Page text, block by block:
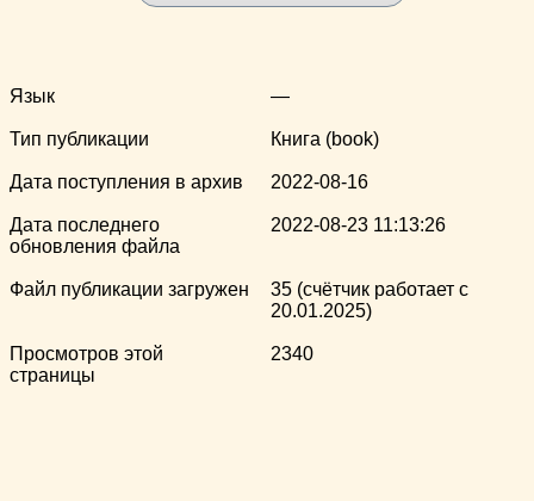
Язык —
Тип публикации Книга (book)
Дата поступления в архив 2022-08-16
Дата последнего
обновления файла
2022-08-23 11:13:26
Файл публикации загружен
35 (счётчик работает с
20.01.2025)
Просмотров этой
страницы
2340